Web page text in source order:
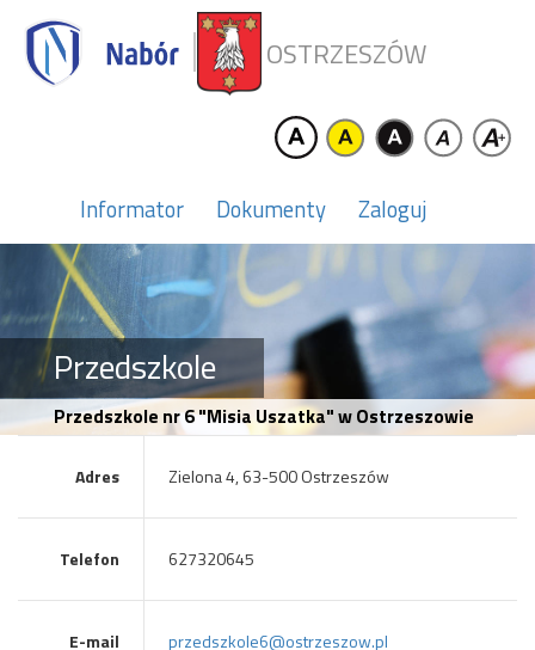
OSTRZESZÓW
Informator Dokumenty Zaloguj
Przedszkole
Przedszkole nr 6 "Misia Uszatka" w Ostrzeszowie
Adres Zielona 4, 63-500 Ostrzeszów
Telefon 627320645
E-mail przedszkole6@ostrzeszow.pl